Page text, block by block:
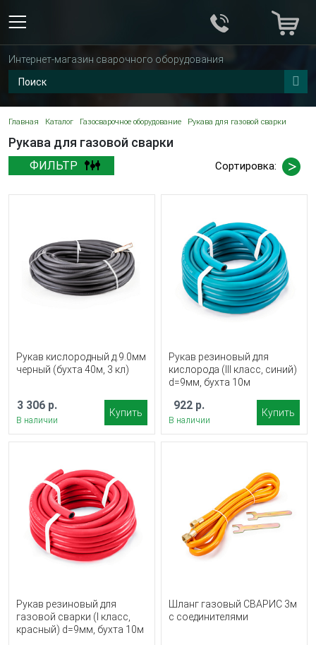
Интернет-магазин сварочного оборудования
Главная Каталог Газосварочное оборудование Рукава для газовой сварки
Рукава для газовой сварки
ФИЛЬТР Сортировка:
Рукав кислородный д.9.0мм
черный (бухта 40м, 3 кл)
3 306 р.
В наличии
Купить
Рукав резиновый для
кислорода (III класс, синий)
d=9мм, бухта 10м
922 р.
В наличии
Купить
Рукав резиновый для
газовой сварки (I класс,
красный) d=9мм, бухта 10м
Шланг газовый СВАРИС 3м
с соединителями